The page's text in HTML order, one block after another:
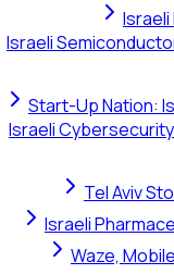
Israeli
Israeli
Start-Up Nation:
Israeli
Tel Aviv
Israeli
Waze,